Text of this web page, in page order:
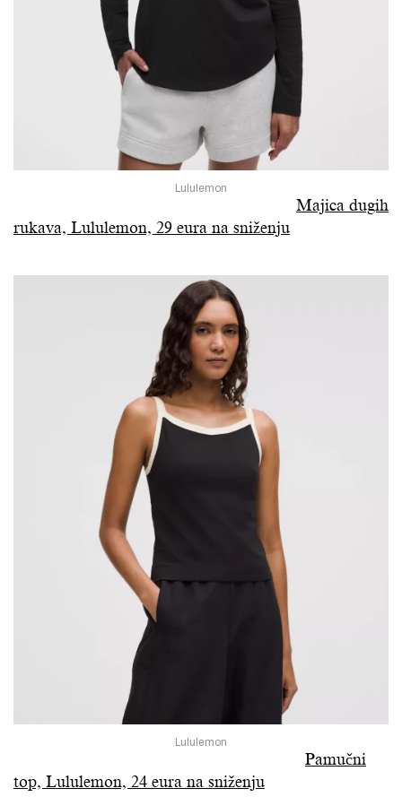
Lululemon
Majica dugih
rukava, Lululemon, 29 eura na sniženju
Lululemon
Pamučni
top, Lululemon, 24 eura na sniženju